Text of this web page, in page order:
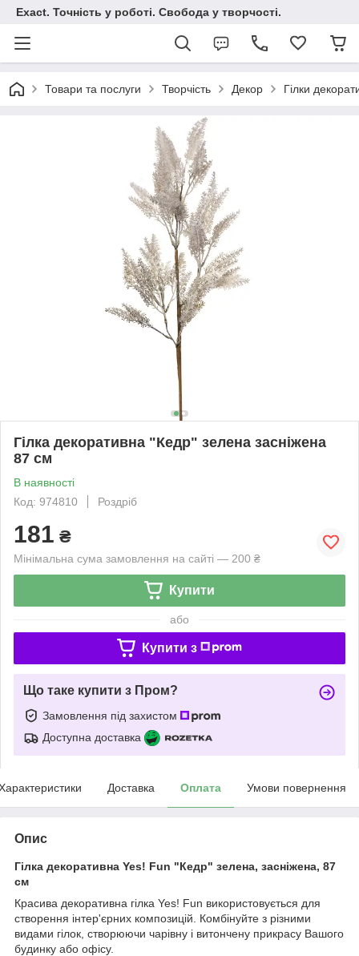
Exact. Точність у роботі. Свобода у творчості.
Товари та послуги Творчість Декор Гілки
Гілка декоративна "Кедр" зелена засніжена
87 см
В наявності
Код: 974810
Роздріб
181 ₴
Мінімальна сума замовлення на сайті — 200 ₴
Купити
або
Купити з
Що таке купити з Пром?
Замовлення під захистом
Доступна доставка
Доставка Оплата Умови повернення
Опис
Гілка декоративна Yes! Fun "Кедр" зелена, засніжена, 87
см
Красива декоративна гілка Yes! Fun використовується для
створення інтер'єрних композицій. Комбінуйте з різними
видами гілок, створюючи чарівну і витончену прикрасу Вашого
будинку або офісу.